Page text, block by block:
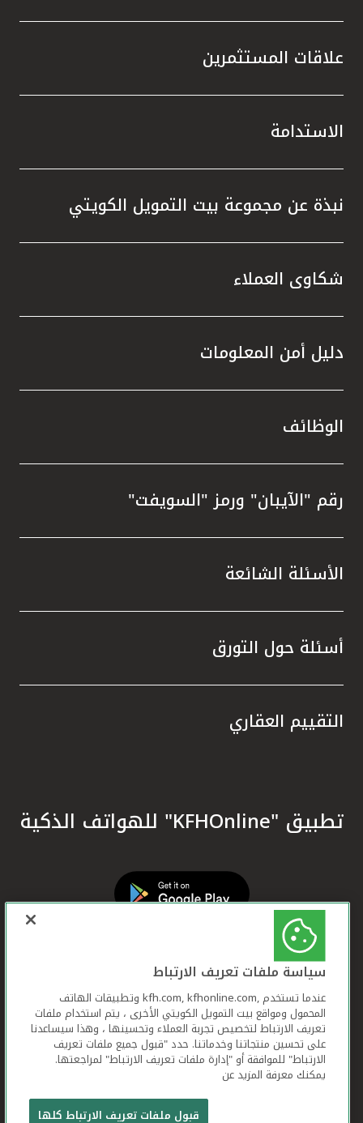
علاقات المستثمرين
الاستدامة
نبذة عن مجموعة بيت التمويل الكويتي
شكاوى العملاء
دليل أمن المعلومات
الوظائف
رقم "الآيبان" ورمز "السويفت"
الأسئلة الشائعة
أسئلة حول التورق
التقييم العقاري
تطبيق "KFHOnline" للهواتف الذكية
بيت التمويل الكويتي جميع الحقوق محفوظة © 2026
سياسة ملفات تعريف الارتباط
عندما تستخدم ,kfh.com, kfhonline.com وتطبيقات الهاتف
المحمول ومواقع بيت التمويل الكويتي الأخرى ، يتم استخدام ملفات
تعريف الارتباط لتخصيص تجربة العملاء وتحسينها ، وهذا سيساعدنا
على تحسين منتجاتنا وخدماتنا. حدد "قبول جميع ملفات تعريف
الارتباط" للموافقة أو "إدارة ملفات تعريف الارتباط" لمراجعتها.
يمكنك معرفة المزيد عن
قبول ملفات تعريف الارتباط كلها